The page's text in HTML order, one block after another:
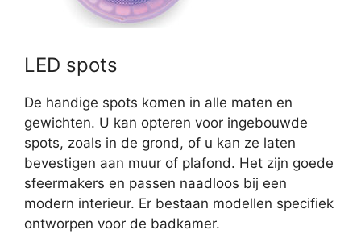
LED spots
De handige spots komen in alle maten en
gewichten. U kan opteren voor ingebouwde
spots, zoals in de grond, of u kan ze laten
bevestigen aan muur of plafond. Het zijn goede
sfeermakers en passen naadloos bij een
modern interieur. Er bestaan modellen specifiek
ontworpen voor de badkamer.